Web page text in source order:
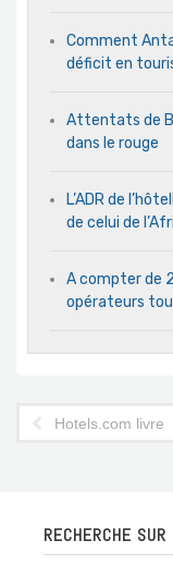
Comment
déficit en
Attentats de
dans le rouge
L’ADR de
de celui de
A compter de
opérateurs
Hotels.com livre
RECHERCHE